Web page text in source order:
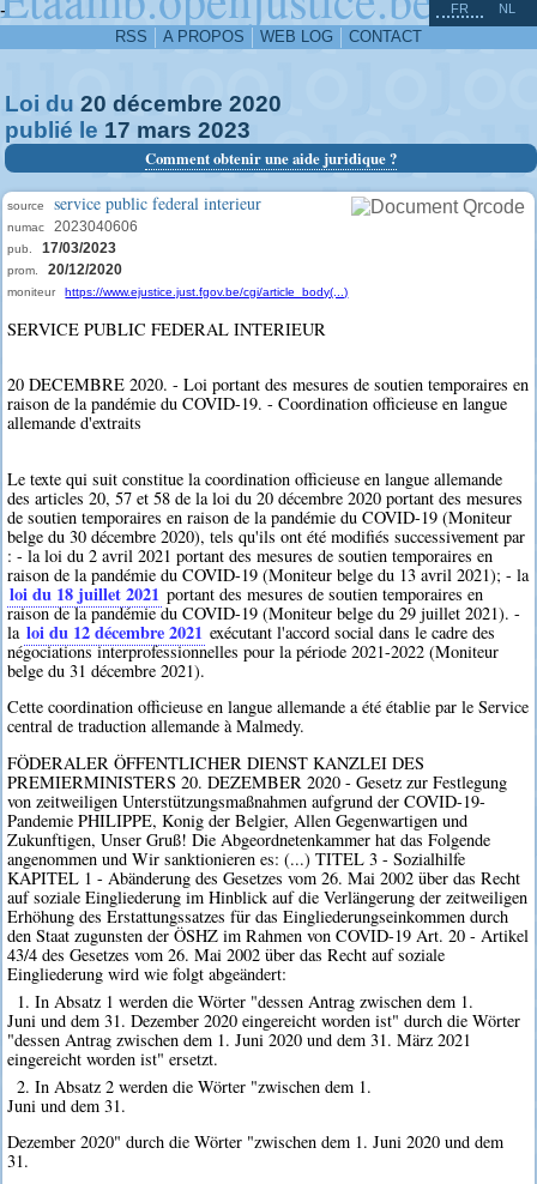
-
RSS A PROPOS WEB LOG CONTACT
FR NL
Loi du 20 décembre 2020
publié le 17 mars 2023
Comment obtenir une aide juridique ?
source service public federal interieur
numac 2023040606
pub. 17/03/2023
prom. 20/12/2020
moniteur https://www.ejustice.just.fgov.be/cgi/article_body(...)
SERVICE PUBLIC FEDERAL INTERIEUR
20 DECEMBRE 2020. - Loi portant des mesures de soutien temporaires en
raison de la pandémie du COVID-19. - Coordination officieuse en langue
allemande d'extraits
Le texte qui suit constitue la coordination officieuse en langue allemande
des articles 20, 57 et 58 de la loi du 20 décembre 2020 portant des mesures
de soutien temporaires en raison de la pandémie du COVID-19 (Moniteur
belge du 30 décembre 2020), tels qu'ils ont été modifiés successivement par
: - la loi du 2 avril 2021 portant des mesures de soutien temporaires en
raison de la pandémie du COVID-19 (Moniteur belge du 13 avril 2021); - la
loi du 18 juillet 2021 portant des mesures de soutien temporaires en
raison de la pandémie du COVID-19 (Moniteur belge du 29 juillet 2021). -
la loi du 12 décembre 2021 exécutant l'accord social dans le cadre des
négociations interprofessionnelles pour la période 2021-2022 (Moniteur
belge du 31 décembre 2021).
Cette coordination officieuse en langue allemande a été établie par le Service
central de traduction allemande à Malmedy.
FÖDERALER ÖFFENTLICHER DIENST KANZLEI DES
PREMIERMINISTERS 20. DEZEMBER 2020 - Gesetz zur Festlegung
von zeitweiligen Unterstützungsmaßnahmen aufgrund der COVID-19-
Pandemie PHILIPPE, Konig der Belgier, Allen Gegenwartigen und
Zukunftigen, Unser Gruß! Die Abgeordnetenkammer hat das Folgende
angenommen und Wir sanktionieren es: (...) TITEL 3 - Sozialhilfe
KAPITEL 1 - Abänderung des Gesetzes vom 26. Mai 2002 über das Recht
auf soziale Eingliederung im Hinblick auf die Verlängerung der zeitweiligen
Erhöhung des Erstattungssatzes für das Eingliederungseinkommen durch
den Staat zugunsten der ÖSHZ im Rahmen von COVID-19 Art. 20 - Artikel
43/4 des Gesetzes vom 26. Mai 2002 über das Recht auf soziale
Eingliederung wird wie folgt abgeändert:
1. In Absatz 1 werden die Wörter "dessen Antrag zwischen dem 1.
Juni und dem 31. Dezember 2020 eingereicht worden ist" durch die Wörter
"dessen Antrag zwischen dem 1. Juni 2020 und dem 31. März 2021
eingereicht worden ist" ersetzt.
2. In Absatz 2 werden die Wörter "zwischen dem 1.
Juni und dem 31.
Dezember 2020" durch die Wörter "zwischen dem 1. Juni 2020 und dem
31.
^